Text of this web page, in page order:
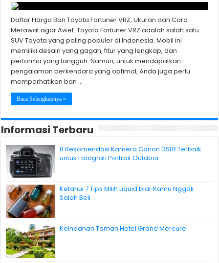
Daftar Harga Ban Toyota Fortuner VRZ, Ukuran dan Cara
Merawat agar Awet. Toyota Fortuner VRZ adalah salah satu
SUV Toyota yang paling populer di Indonesia. Mobil ini
memiliki desain yang gagah, fitur yang lengkap, dan
performa yang tangguh. Namun, untuk mendapatkan
pengalaman berkendara yang optimal, Anda juga perlu
memperhatikan ban …
Baca Selengkapnya »
Informasi Terbaru
8 Rekomendasi Kamera Canon DSLR Terbaik
untuk Fotografi Portrait Outdoor
Ketahui 7 Tips Milih Liquid biar Kamu Nggak
Salah Beli
Keindahan Taman Hotel Grand Mercure